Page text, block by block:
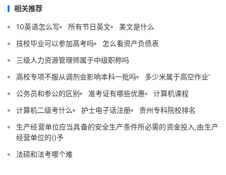
相关推荐
10英语怎么写 所有节日英文
美文是什么
技校毕业可以参加高考吗
怎么看资产负债表
三级人力资源管理师属于中级职称吗
高校专项不服从调剂会影响本科一批吗
多少米属于高空作业‘
公务员和参公的区别
准考证有哪些优惠
计算机课程
计算机二级考什么
护士电子话注册
贵州专科院校排名
生产经营单位应当具备的安全生产条件所必需的资金投入,由生产
经营单位的()予
法硕和法考哪个难